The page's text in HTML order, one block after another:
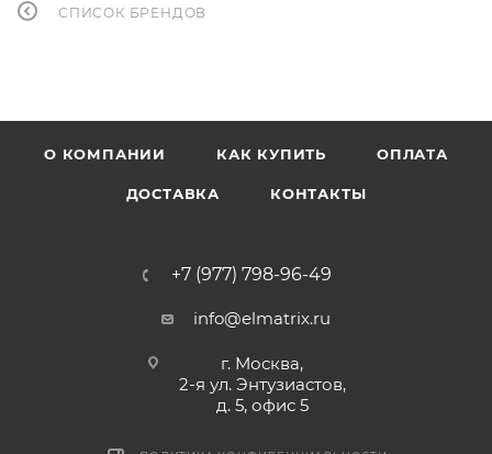
СПИСОК БРЕНДОВ
О КОМПАНИИ КАК КУПИТЬ ОПЛАТА
ДОСТАВКА КОНТАКТЫ
+7 (977) 798-96-49
info@elmatrix.ru
г. Москва,
2-я ул. Энтузиастов,
д. 5, офис 5